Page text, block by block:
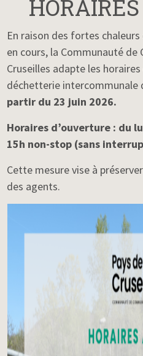
En raison des fortes
en cours, la Communauté de
Cruseilles adapte les
déchetterie intercommunale
partir du 23 juin 2026.
Horaires d’ouverture : du
15h non-stop (sans
Cette mesure vise à
des agents.